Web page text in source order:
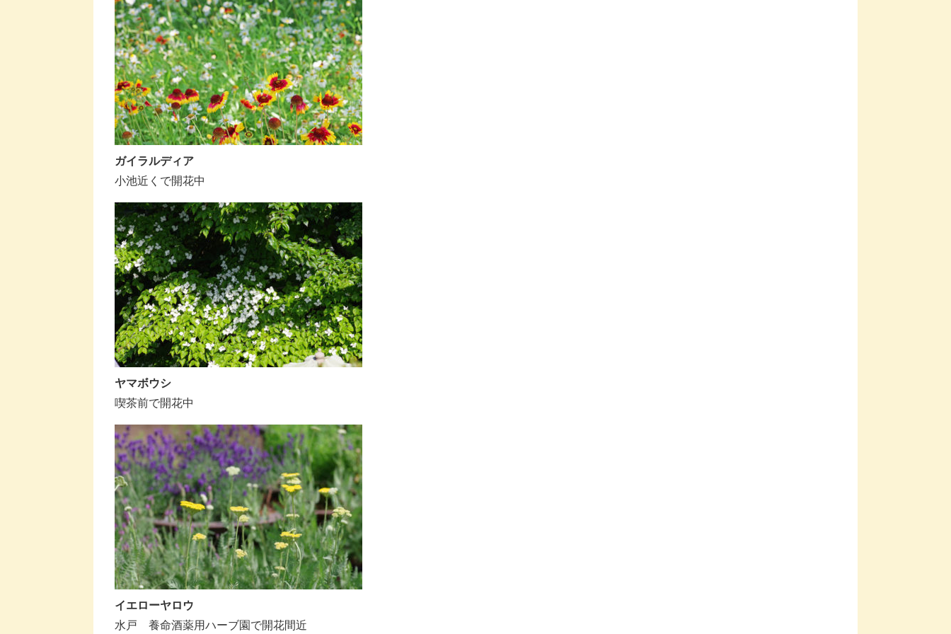
ガイラルディア
小池近くで開花中
ヤマボウシ
喫茶前で開花中
イエローヤロウ
水戸 養命酒薬用ハーブ園で開花間近